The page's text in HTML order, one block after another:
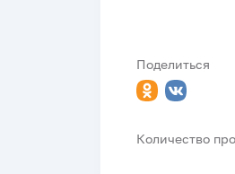
Поделиться
Количество